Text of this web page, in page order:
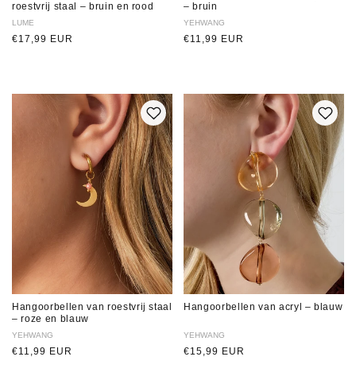
roestvrij staal – bruin en rood
Verkoper:
LUME
Normale
€17,99 EUR
– bruin
Verkoper:
YEHWANG
Normale
€11,99 EUR
Hangoorbellen van roestvrij staal
– roze en blauw
Verkoper:
YEHWANG
Normale
€11,99 EUR
Hangoorbellen van acryl – blauw
Verkoper:
YEHWANG
Normale
€15,99 EUR